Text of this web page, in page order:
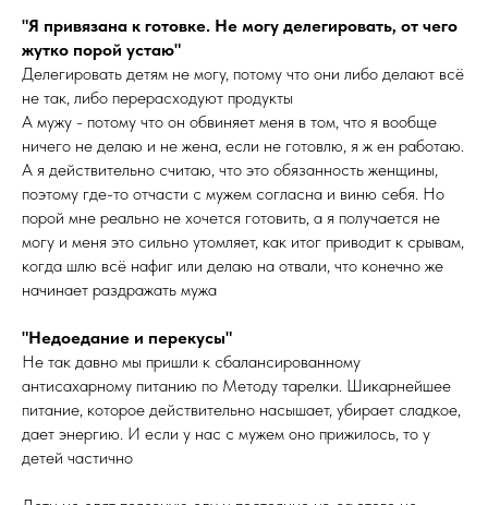
"Я привязана к готовке. Не могу делегировать, от чего
жутко порой устаю"
Делегировать детям не могу, потому что они либо делают всё
не так, либо перерасходуют продукты
А мужу - потому что он обвиняет меня в том, что я вообще
ничего не делаю и не жена, если не готовлю, я ж ен работаю.
А я действительно считаю, что это обязанность женщины,
поэтому где-то отчасти с мужем согласна и виню себя. Но
порой мне реально не хочется готовить, а я получается не
могу и меня это сильно утомляет, как итог приводит к срывам,
когда шлю всё нафиг или делаю на отвали, что конечно же
начинает раздражать мужа
"Недоедание и перекусы"
Не так давно мы пришли к сбалансированному
антисахарному питанию по Методу тарелки. Шикарнейшее
питание, которое действительно насышает, убирает сладкое,
дает энергию. И если у нас с мужем оно прижилось, то у
детей частично